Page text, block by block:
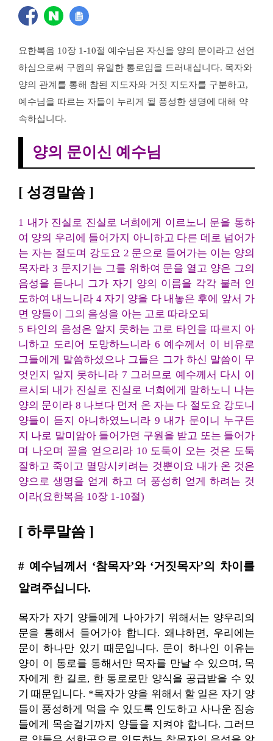
요한복음 10장 1-10절 예수님은 자신을 양의 문이라고 선언
하심으로써 구원의 유일한 통로임을 드러내십니다. 목자와
양의 관계를 통해 참된 지도자와 거짓 지도자를 구분하고,
예수님을 따르는 자들이 누리게 될 풍성한 생명에 대해 약
속하십니다.
양의 문이신 예수님
[ 성경말씀 ]
1 내가 진실로 진실로 너희에게 이르노니 문을 통하
여 양의 우리에 들어가지 아니하고 다른 데로 넘어가
는 자는 절도며 강도요 2 문으로 들어가는 이는 양의
목자라 3 문지기는 그를 위하여 문을 열고 양은 그의
음성을 듣나니 그가 자기 양의 이름을 각각 불러 인
도하여 내느니라 4 자기 양을 다 내놓은 후에 앞서 가
면 양들이 그의 음성을 아는 고로 따라오되
5 타인의 음성은 알지 못하는 고로 타인을 따르지 아
니하고 도리어 도망하느니라 6 예수께서 이 비유로
그들에게 말씀하셨으나 그들은 그가 하신 말씀이 무
엇인지 알지 못하니라 7 그러므로 예수께서 다시 이
르시되 내가 진실로 진실로 너희에게 말하노니 나는
양의 문이라 8 나보다 먼저 온 자는 다 절도요 강도니
양들이 듣지 아니하였느니라 9 내가 문이니 누구든
지 나로 말미암아 들어가면 구원을 받고 또는 들어가
며 나오며 꼴을 얻으리라 10 도둑이 오는 것은 도둑
질하고 죽이고 멸망시키려는 것뿐이요 내가 온 것은
양으로 생명을 얻게 하고 더 풍성히 얻게 하려는 것
이라(요한복음 10장 1-10절)
[ 하루말씀 ]
# 예수님께서 ‘참목자’와 ‘거짓목자’의 차이를
알려주십니다.
목자가 자기 양들에게 나아가기 위해서는 양우리의
문을 통해서 들어가야 합니다. 왜냐하면, 우리에는
문이 하나만 있기 때문입니다. 문이 하나인 이유는
양이 이 통로를 통해서만 목자를 만날 수 있으며, 목
자에게 한 길로, 한 통로로만 양식을 공급받을 수 있
기 때문입니다. *목자가 양을 위해서 할 일은 자기 양
들이 풍성하게 먹을 수 있도록 인도하고 사나운 짐승
들에게 목숨걸기까지 양들을 지켜야 합니다. 그러므